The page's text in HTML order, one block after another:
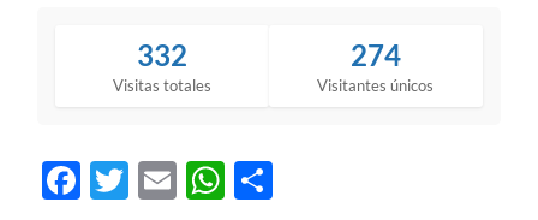
332
Visitas totales
274
Visitantes únicos
Facebook
Twitter
EmailWhatsApp